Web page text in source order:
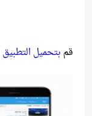
قم بتحميل التطبيق